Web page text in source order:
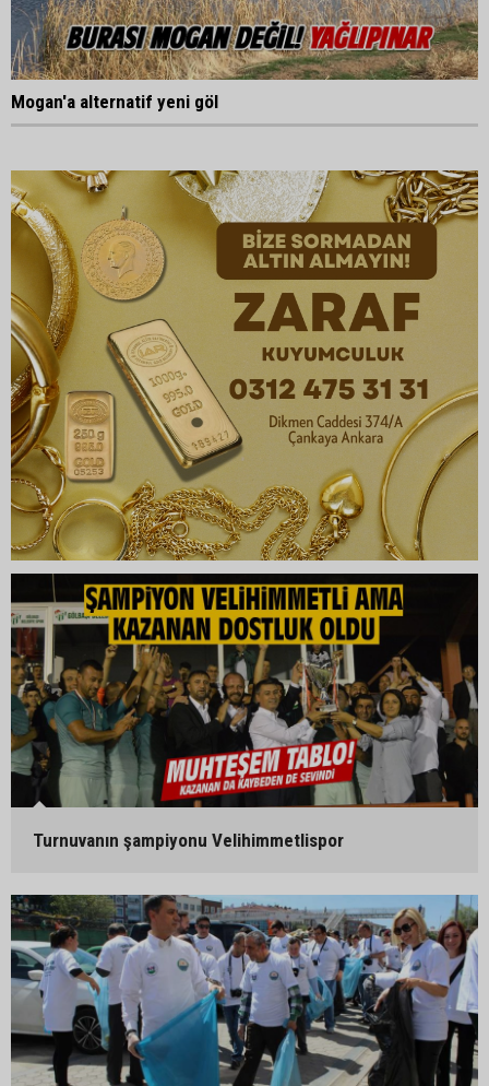
Mogan'a alternatif yeni göl
Turnuvanın şampiyonu Velihimmetlispor